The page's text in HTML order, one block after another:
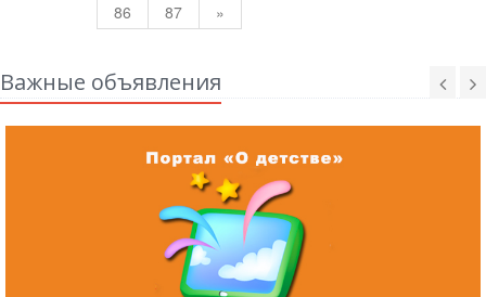
86
87 »
Важные объявления